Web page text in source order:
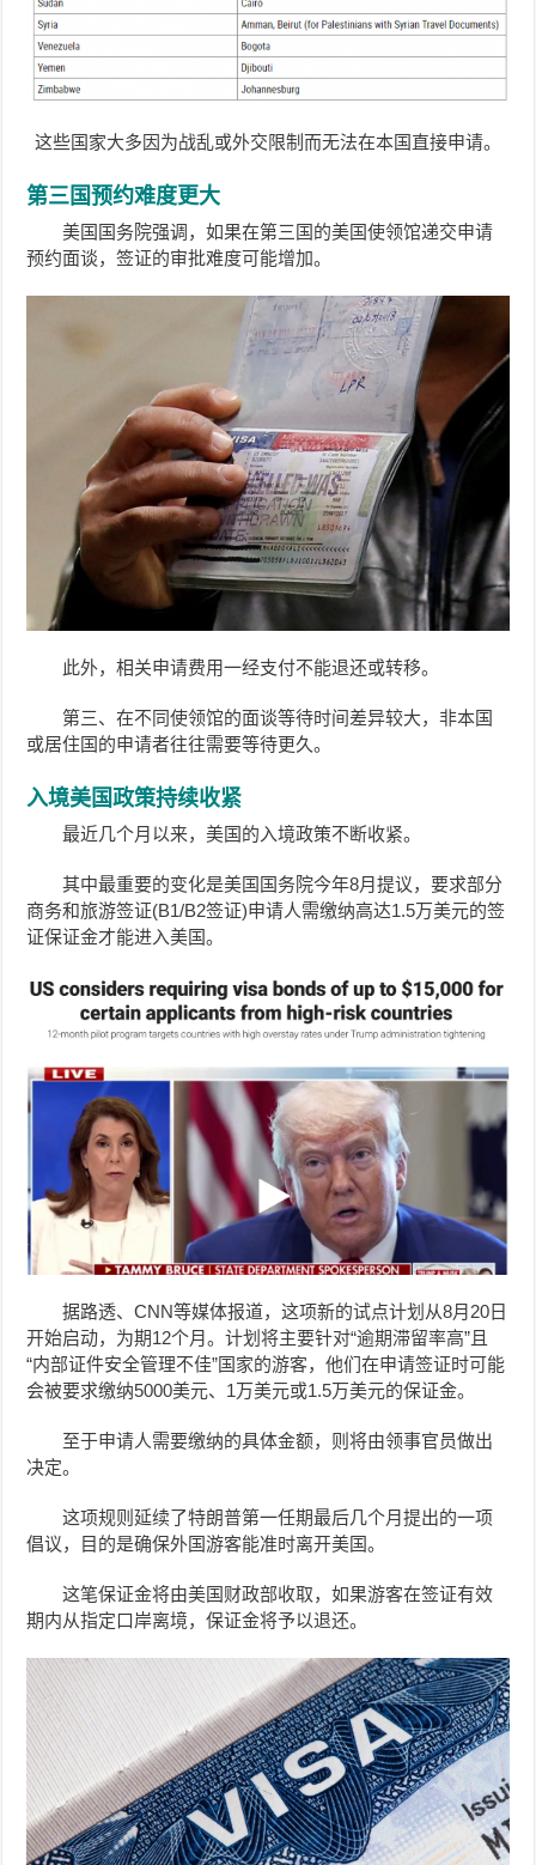
这些国家大多因为战乱或外交限制而无法在本国直接申请。
第三国预约难度更大
美国国务院强调，如果在第三国的美国使领馆递交申请
预约面谈，签证的审批难度可能增加。
此外，相关申请费用一经支付不能退还或转移。
第三、在不同使领馆的面谈等待时间差异较大，非本国
或居住国的申请者往往需要等待更久。
入境美国政策持续收紧
最近几个月以来，美国的入境政策不断收紧。
其中最重要的变化是美国国务院今年8月提议，要求部分
商务和旅游签证(B1/B2签证)申请人需缴纳高达1.5万美元的签
证保证金才能进入美国。
据路透、CNN等媒体报道，这项新的试点计划从8月20日
开始启动， 为期12个月。计划将主要针对“逾期滞留率高”且
“内部证件安全管理不佳”国家的游客，他们在申请签证时可能
会被要求缴纳5000美元、1万美元或1.5万美元的保证金。
至于申请人需要缴纳的具体金额，则将由领事官员做出
决定。
这项规则延续了特朗普第一任期最后几个月提出的一项
倡议，目的是确保外国游客能准时离开美国。
这笔保证金将由美国财政部收取，如果游客在签证有效
期内从指定口岸离境，保证金将予以退还。